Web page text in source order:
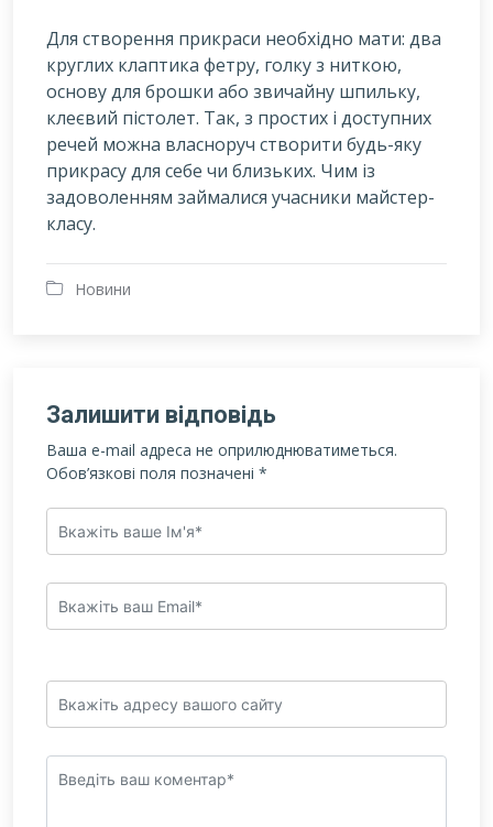
Для створення прикраси необхідно мати: два
круглих клаптика фетру, голку з ниткою,
основу для брошки або звичайну шпильку,
клеєвий пістолет. Так, з простих і доступних
речей можна власноруч створити будь-яку
прикрасу для себе чи близьких. Чим із
задоволенням займалися учасники майстер-
класу.
Новини
Залишити відповідь
Ваша e-mail адреса не оприлюднюватиметься.
Обов’язкові поля позначені *